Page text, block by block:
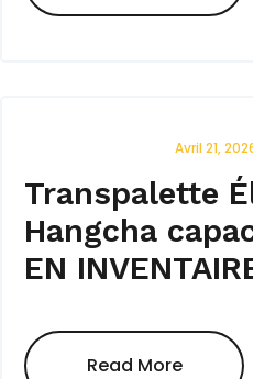
Avril 21,
Transpalette
Hangcha
EN
Read More